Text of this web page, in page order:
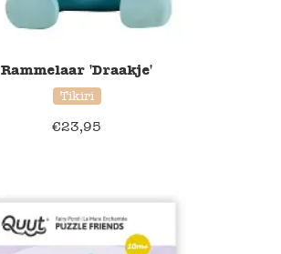
Rammelaar 'Draakje'
Tikiri
€23,95